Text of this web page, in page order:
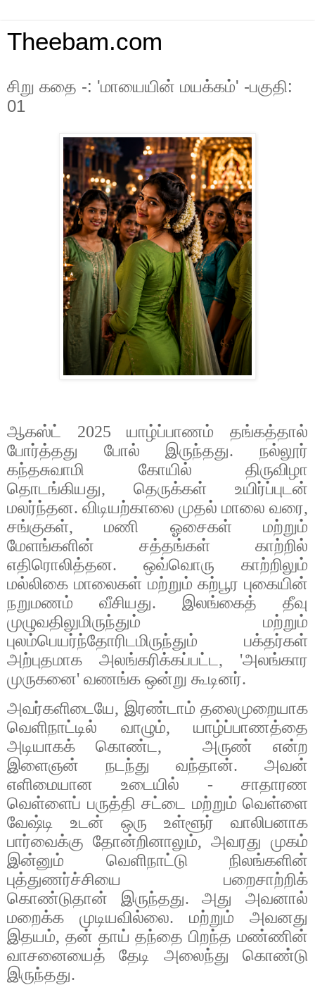
Theebam.com
சிறு கதை -: 'மாயையின் மயக்கம்' -பகுதி:
01
ஆகஸ்ட் 2025யாழ்ப்பாணம்
தங்கத்தால்
போர்த்தது
போல் இருந்தது. நல்லூர்
கந்தசுவாமி
கோயில்
திருவிழா
தொடங்கியது, தெருக்கள்
உயிர்ப்புடன்
மலர்ந்தன. விடியற்காலை முதல் மாலை வரை,
சங்குகள்,மணி ஓசைகள்
மற்றும்
மேளங்களின்
சத்தங்கள்
காற்றில்
எதிரொலித்தன. ஒவ்வொரு
காற்றிலும்
மல்லிகை மாலைகள் மற்றும் கற்பூர புகையின்
நறுமணம்
வீசியது. இலங்கைத்
தீவு
முழுவதிலுமிருந்தும்
மற்றும்
புலம்பெயர்ந்தோரிடமிருந்தும்
பக்தர்கள்
அற்புதமாக
அலங்கரிக்கப்பட்ட , 'அலங்கார
முருகனை' வணங்க ஒன்று கூடினர்.
அவர்களிடையே, இரண்டாம் தலைமுறையாக
வெளிநாட்டில்
வாழும், யாழ்ப்பாணத்தை
அடியாகக்
கொண்ட, அருண்
என்ற
இளைஞன்
நடந்து வந்தான்.அவன்
எளிமையான
உடையில் - சாதாரண
வெள்ளைப் பருத்தி சட்டை மற்றும் வெள்ளை
வேஷ்டி
உடன் ஒரு உள்ளூர்
வாலிபனாக
பார்வைக்கு தோன்றினாலும், அவரது முகம்
இன்னும்
வெளிநாட்டு
நிலங்களின்
புத்துணர்ச்சியை
பறைசாற்றிக்
கொண்டுதான்
இருந்தது.அது
அவனால்
மறைக்க
முடியவில்லை. மற்றும்
அவனது
இதயம், தன் தாய் தந்தை பிறந்த மண்ணின்
வாசனையைத்
தேடி அலைந்து
கொண்டு
இருந்தது.